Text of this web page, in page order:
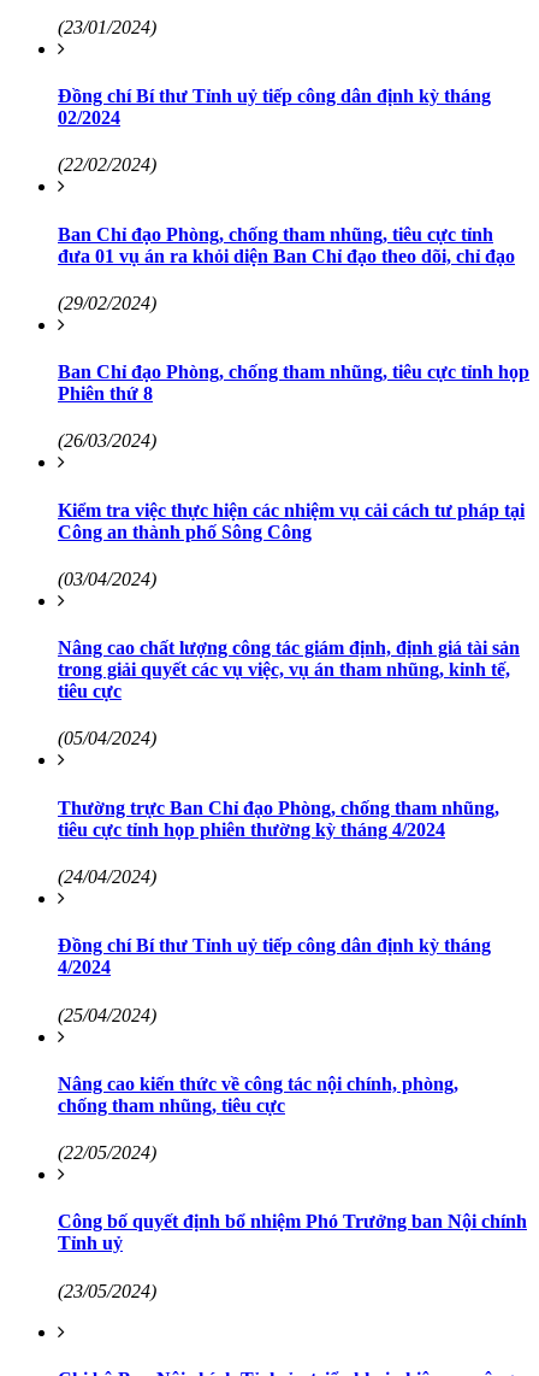
(23/01/2024)
Đồng chí Bí thư Tỉnh uỷ tiếp công dân định kỳ tháng
02/2024
(22/02/2024)
Ban Chỉ đạo Phòng, chống tham nhũng, tiêu cực tỉnh
đưa 01 vụ án ra khỏi diện Ban Chỉ đạo theo dõi, chỉ đạo
(29/02/2024)
Ban Chỉ đạo Phòng, chống tham nhũng, tiêu cực tỉnh họp
Phiên thứ 8
(26/03/2024)
Kiểm tra việc thực hiện các nhiệm vụ cải cách tư pháp tại
Công an thành phố Sông Công
(03/04/2024)
Nâng cao chất lượng công tác giám định, định giá tài sản
trong giải quyết các vụ việc, vụ án tham nhũng, kinh tế,
tiêu cực
(05/04/2024)
Thường trực Ban Chỉ đạo Phòng, chống tham nhũng,
tiêu cực tỉnh họp phiên thường kỳ tháng 4/2024
(24/04/2024)
Đồng chí Bí thư Tỉnh uỷ tiếp công dân định kỳ tháng
4/2024
(25/04/2024)
Nâng cao kiến thức về công tác nội chính, phòng,
chống tham nhũng, tiêu cực
(22/05/2024)
Công bố quyết định bổ nhiệm Phó Trưởng ban Nội chính
Tỉnh uỷ
(23/05/2024)